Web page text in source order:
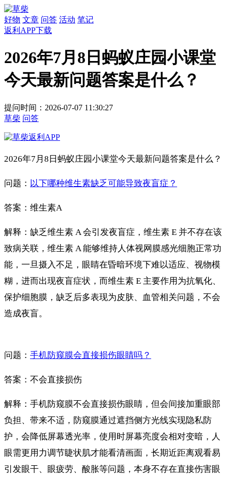
好物 文章 问答 活动 笔记
返利APP下载
2026年7月8日蚂蚁庄园小课堂
今天最新问题答案是什么？
提问时间：2026-07-07 11:30:27
草柴 问答
2026年7月8日蚂蚁庄园小课堂今天最新问题答案是什么？
问题： 以下哪种维生素缺乏可能导致夜盲症？
答案：维生素A
解释：缺乏维生素 A 会引发夜盲症，维生素 E 并不存在该
致病关联，维生素 A 能够维持人体视网膜感光细胞正常功
能，一旦摄入不足，眼睛在昏暗环境下难以适应、视物模
糊，进而出现夜盲症状，而维生素 E 主要作用为抗氧化、
保护细胞膜，缺乏后多表现为皮肤、血管相关问题，不会
造成夜盲。
问题： 手机防窥膜会直接损伤眼睛吗？
答案：不会直接损伤
解释：手机防窥膜不会直接损伤眼睛，但会间接加重眼部
负担、带来不适，防窥膜通过遮挡侧方光线实现隐私防
护，会降低屏幕透光率，使用时屏幕亮度会相对变暗，人
眼需更用力调节睫状肌才能看清画面，长期近距离观看易
引发眼干、眼疲劳、酸胀等问题，本身不存在直接伤害眼